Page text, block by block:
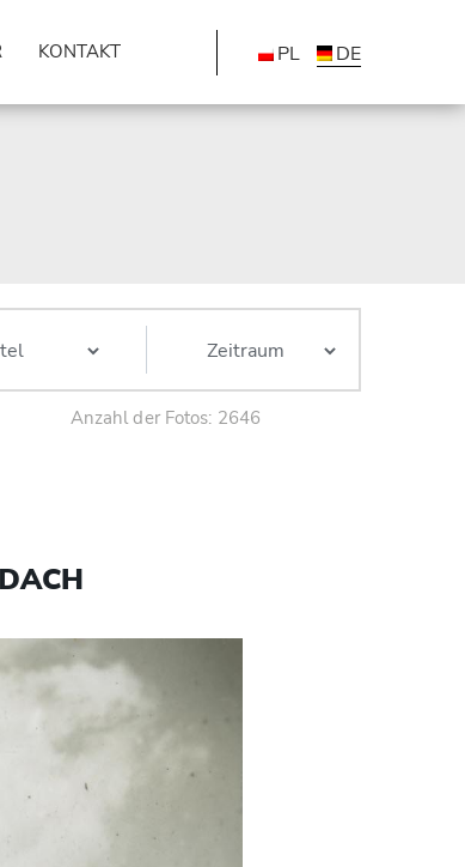
KONTAKT PL DE
Anzahl der Fotos: 2646